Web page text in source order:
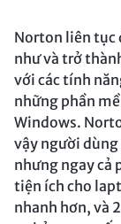
Norton liên tục
như và trở
với các tính
những phần
Windows.
vậy người dùng
nhưng ngay cả
tiện ích cho
nhanh hơn, và